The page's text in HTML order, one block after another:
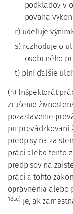
podkladov v
povaha
r) udeľuje
s) rozhoduje o
osobitného
t) plní ďalšie
(4) Inšpektorát
zrušenie
pozastavenie
pri prevádzkovaní
predpisy na
práci alebo tento
predpisov na
práci a tohto
oprávnenia alebo
18ae) je, ak